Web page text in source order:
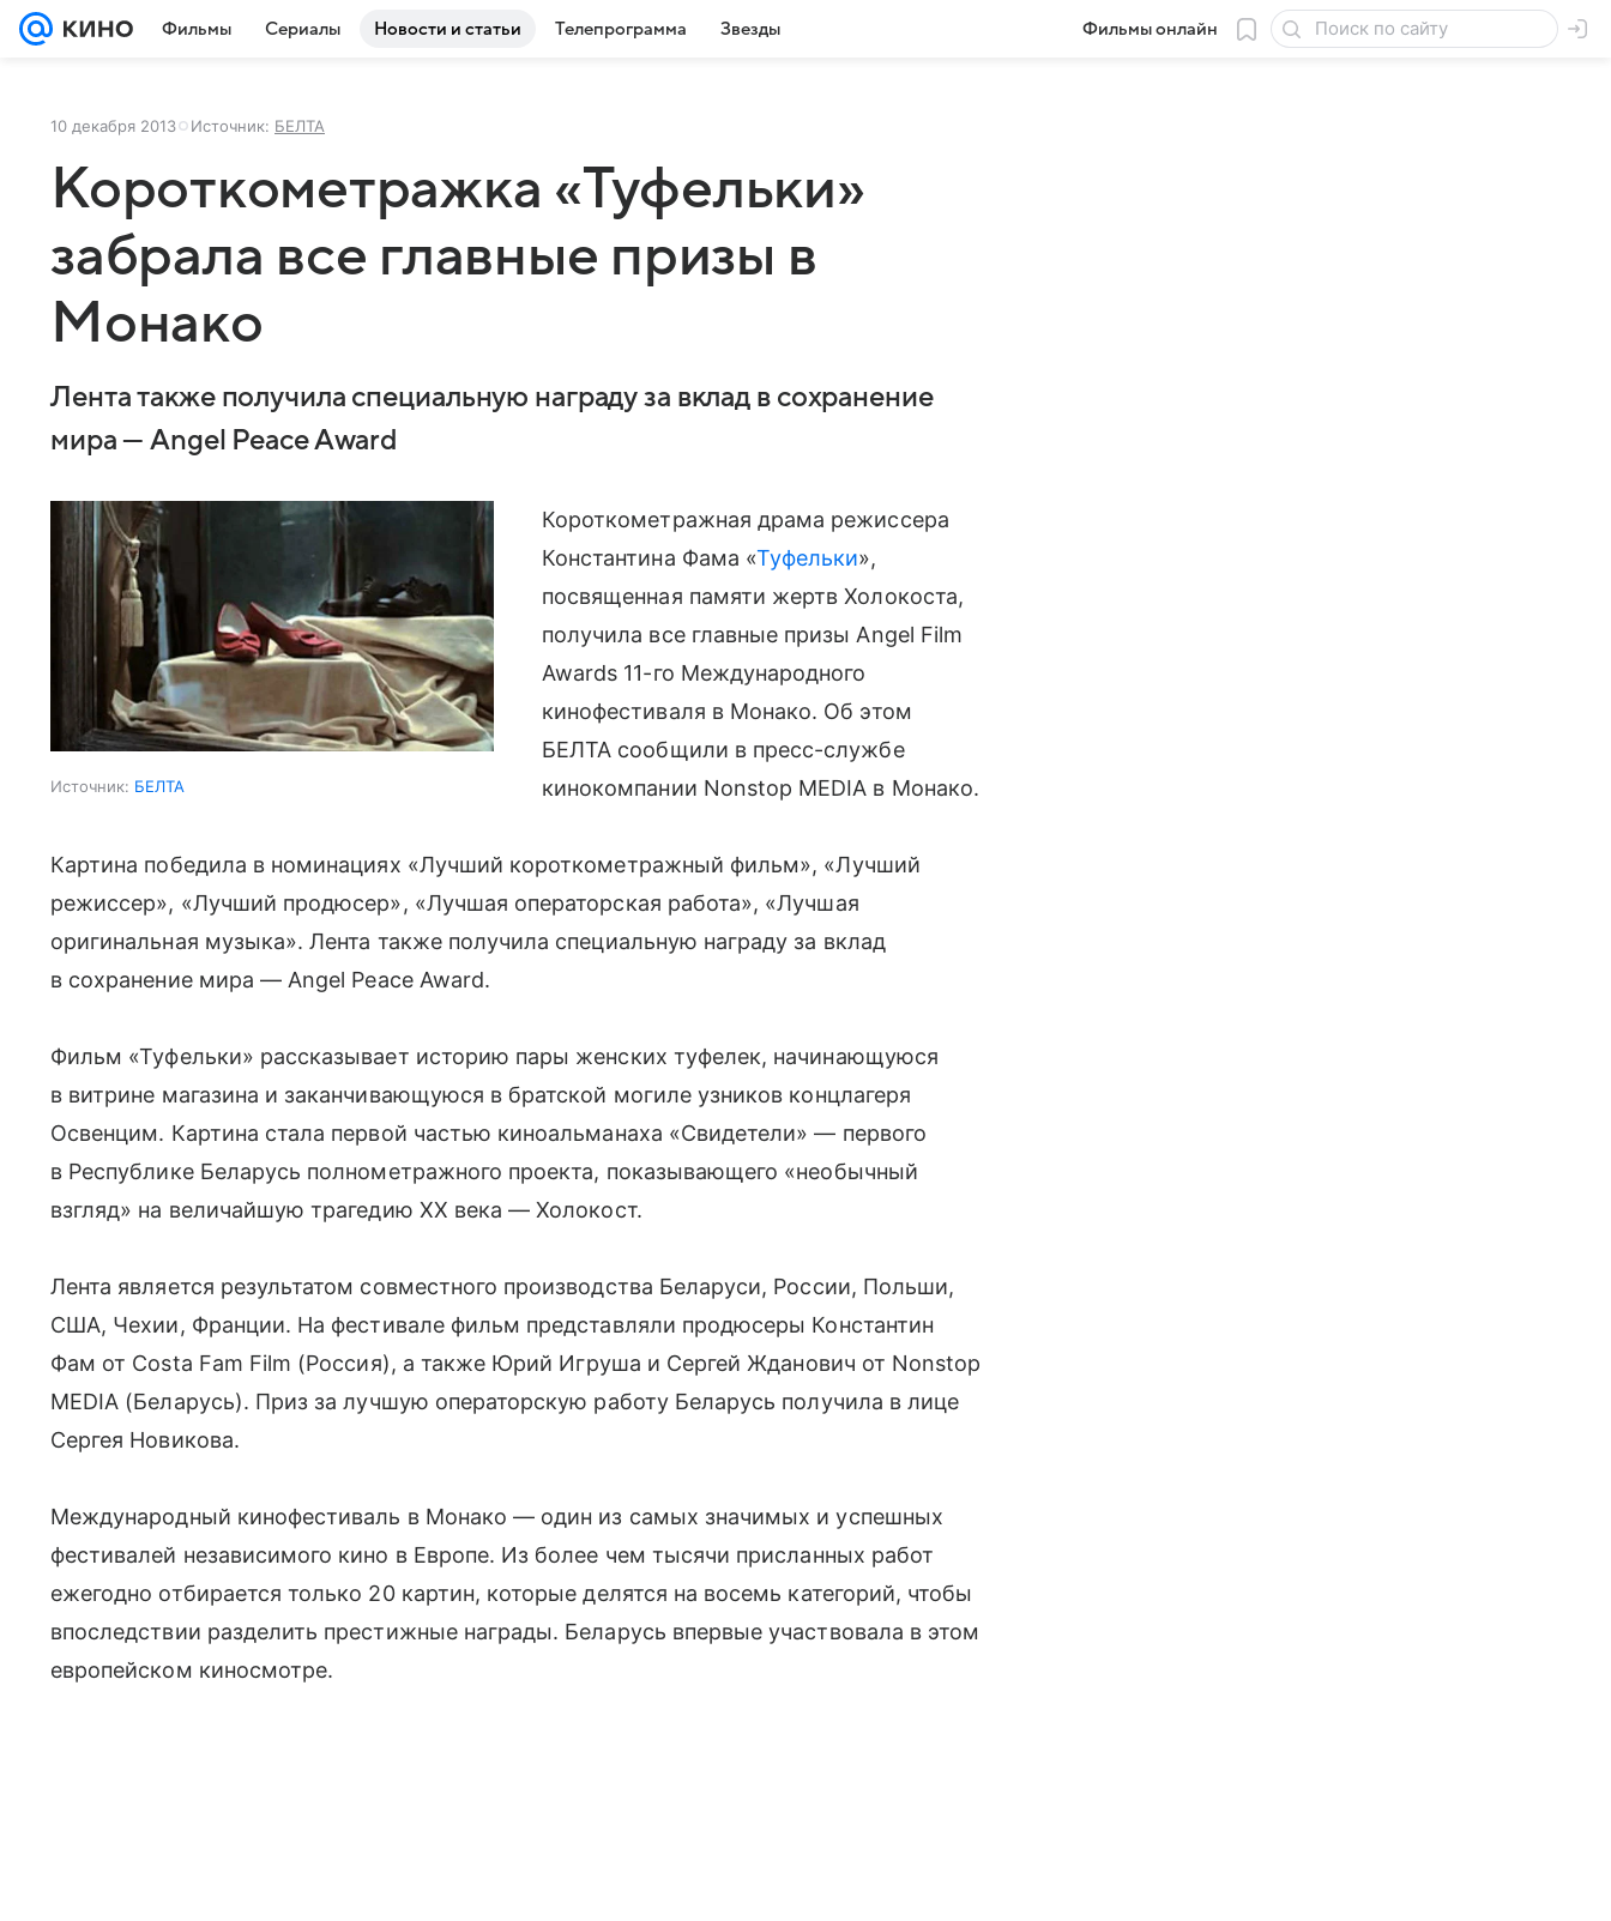
Фильмы Сериалы Новости и статьи Телепрограмма Звезды Фильмы онлайн
10 декабря 2013 Источник: БЕЛТА
Короткометражка «Туфельки»
забрала все главные призы в
Монако
Лента также получила специальную награду за вклад в сохранение
мира — Angel Peace Award
Источник: БЕЛТА
Короткометражная драма режиссера
Константина Фама «Туфельки»,
посвященная памяти жертв Холокоста,
получила все главные призы Angel Film
Awards 11-го Международного
кинофестиваля в Монако. Об этом
БЕЛТА сообщили в пресс-службе
кинокомпании Nonstop MEDIA в Монако.
Картина победила в номинациях «Лучший короткометражный фильм», «Лучший
режиссер», «Лучший продюсер», «Лучшая операторская работа», «Лучшая
оригинальная музыка». Лента также получила специальную награду за вклад
в сохранение мира — Angel Peace Award.
Фильм «Туфельки» рассказывает историю пары женских туфелек, начинающуюся
в витрине магазина и заканчивающуюся в братской могиле узников концлагеря
Освенцим. Картина стала первой частью киноальманаха «Свидетели» — первого
в Республике Беларусь полнометражного проекта, показывающего «необычный
взгляд» на величайшую трагедию ХХ века — Холокост.
Лента является результатом совместного производства Беларуси, России, Польши,
США, Чехии, Франции. На фестивале фильм представляли продюсеры Константин
Фам от Costa Fam Film (Россия), а также Юрий Игруша и Сергей Жданович от Nonstop
MEDIA (Беларусь). Приз за лучшую операторскую работу Беларусь получила в лице
Сергея Новикова.
Международный кинофестиваль в Монако — один из самых значимых и успешных
фестивалей независимого кино в Европе. Из более чем тысячи присланных работ
ежегодно отбирается только 20 картин, которые делятся на восемь категорий, чтобы
впоследствии разделить престижные награды. Беларусь впервые участвовала в этом
европейском киносмотре.